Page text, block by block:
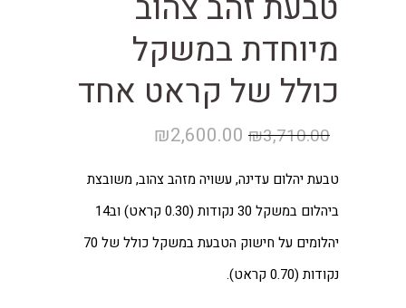
מיוחדת במשקל
כולל של קראט אחד
₪3,710.00
המחיר
₪3,710.00.
₪2,600.00
₪2,600.00.
טבעת יהלום עדינה, עשויה מזהב צהוב, משובצת
ביהלום במשקל 30 נקודות (0.30 קראט) וב14
יהלומים על חישוק הטבעת במשקל כולל של 70
נקודות (0.70 קראט).